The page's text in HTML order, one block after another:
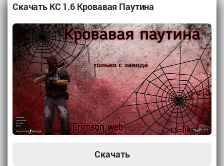
Скачать КС 1.6 Кровавая Паутина
Скачать